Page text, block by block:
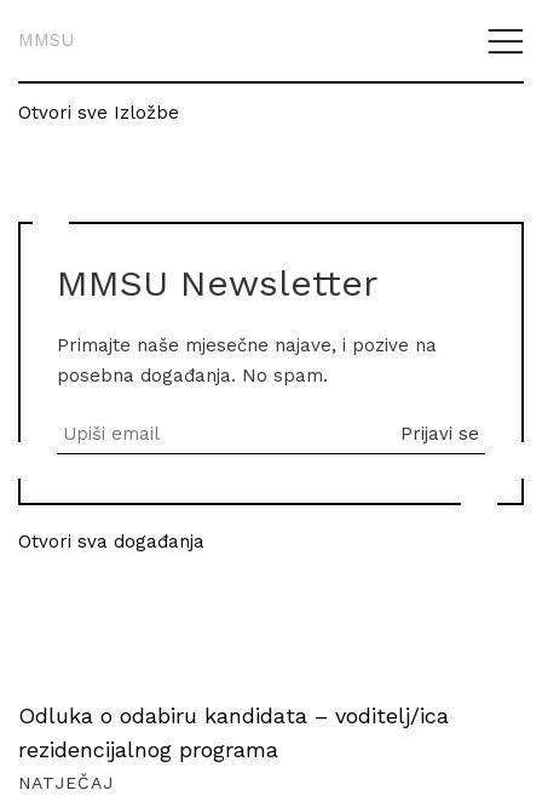
MMSU
Otvori sve Izložbe
MMSU Newsletter
Primajte naše mjesečne najave, i pozive na
posebna događanja. No spam.
Otvori sva događanja
Odluka o odabiru kandidata – voditelj/ica
rezidencijalnog programa
NATJEČAJ